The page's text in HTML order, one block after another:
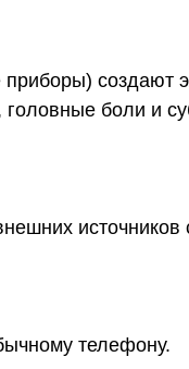
создают
боли и
источников
телефону.